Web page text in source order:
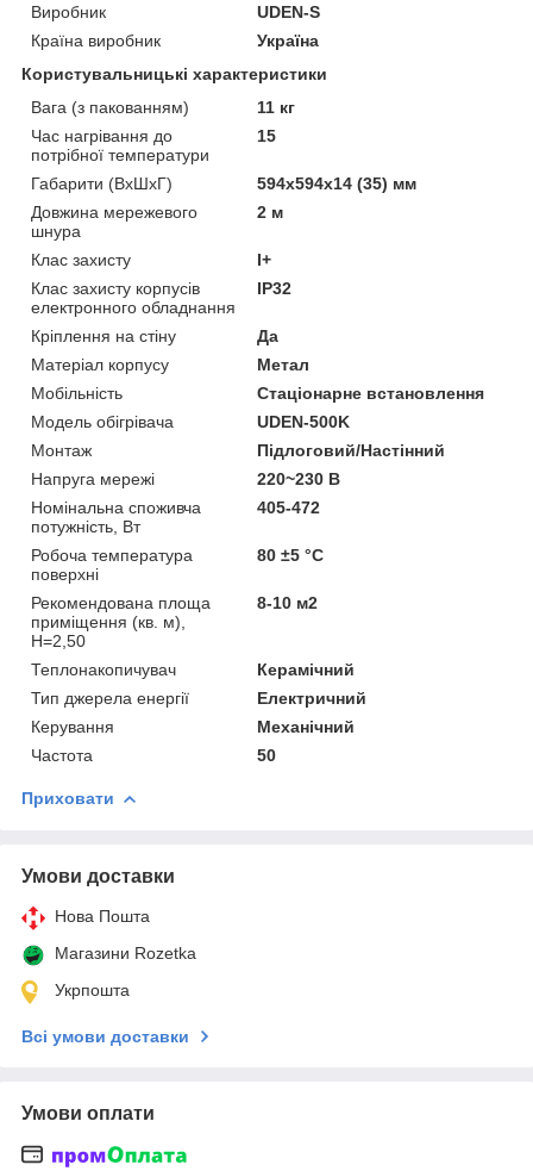
Виробник
UDEN-S
Країна виробник
Україна
Користувальницькі характеристики
Вага (з пакованням)
11 кг
Час нагрівання до
потрібної температури
15
Габарити (ВхШхГ)
594х594х14 (35) мм
Довжина мережевого
шнура
2 м
Клас захисту
I+
Клас захисту корпусів
електронного обладнання
IP32
Кріплення на стіну
Да
Матеріал корпусу
Метал
Мобільність
Стаціонарне встановлення
Модель обігрівача
UDEN-500K
Монтаж
Підлоговий/Настінний
Напруга мережі
220~230 В
Номінальна споживча
потужність, Вт
405-472
Робоча температура
поверхні
80 ±5 °С
Рекомендована площа
приміщення (кв. м),
H=2,50
8-10 м2
Теплонакопичувач
Керамічний
Тип джерела енергії
Електричний
Керування
Механічний
Частота
50
Приховати
Умови доставки
Нова Пошта
Магазини Rozetka
Укрпошта
Всі умови доставки
Умови оплати